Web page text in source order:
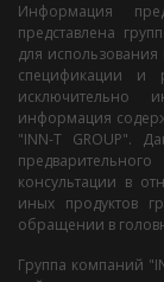
Информация
представлена
для
спецификации и
исключительно
информация
"INN-T GROUP".
консультации в
иных продуктов
обращении в
Группа компаний